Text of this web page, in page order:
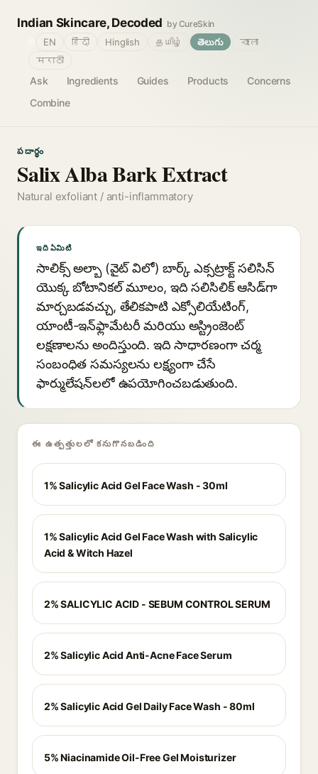
Indian Skincare, Decoded by CureSkin
Ask Ingredients Guides Products
Concerns
Combine
EN हिंदी Hinglish தமிழ் తెలుగు
বাংলা
मराठी
పదార్థం
Salix Alba Bark Extract
Natural exfoliant / anti-inflammatory
ఇది ఏమిటి
సాలిక్స్ అల్బా (వైట్ విలో) బార్క్ ఎక్సట్రాక్ట్ సలిసిన్
యొక్క బోటానికల్ మూలం, ఇది సలిసిలిక్ ఆసిడ్‌గా
మార్చబడవచ్చు, తేలికపాటి ఎక్సోలియేటింగ్,
యాంటీ-ఇన్‌ఫ్లామేటరీ మరియు అస్ట్రింజెంట్
లక్షణాలను అందిస్తుంది. ఇది సాధారణంగా చర్మ
సంబంధిత సమస్యలను లక్ష్యంగా చేసే
ఫార్ములేషన్‌లలో ఉపయోగించబడుతుంది.
ఈ ఉత్పత్తులలో కనుగొనబడింది
1% Salicylic Acid Gel Face Wash - 30ml
1% Salicylic Acid Gel Face Wash with Salicylic
Acid & Witch Hazel
2% SALICYLIC ACID - SEBUM CONTROL SERUM
2% Salicylic Acid Anti-Acne Face Serum
2% Salicylic Acid Gel Daily Face Wash - 80ml
5% Niacinamide Oil-Free Gel Moisturizer